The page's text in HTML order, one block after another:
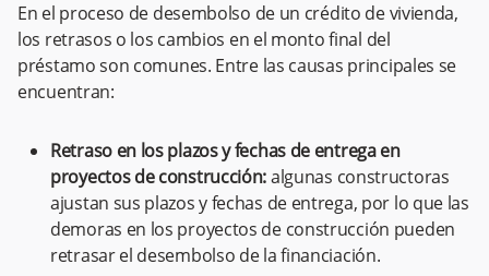
En el proceso de desembolso de un crédito de vivienda,
los retrasos o los cambios en el monto final del
préstamo son comunes. Entre las causas principales se
encuentran:
Retraso en los plazos y fechas de entrega en
proyectos de construcción:algunas constructoras
ajustan sus plazos y fechas de entrega, por lo que las
demoras en los proyectos de construcción pueden
retrasar el desembolso de la financiación.